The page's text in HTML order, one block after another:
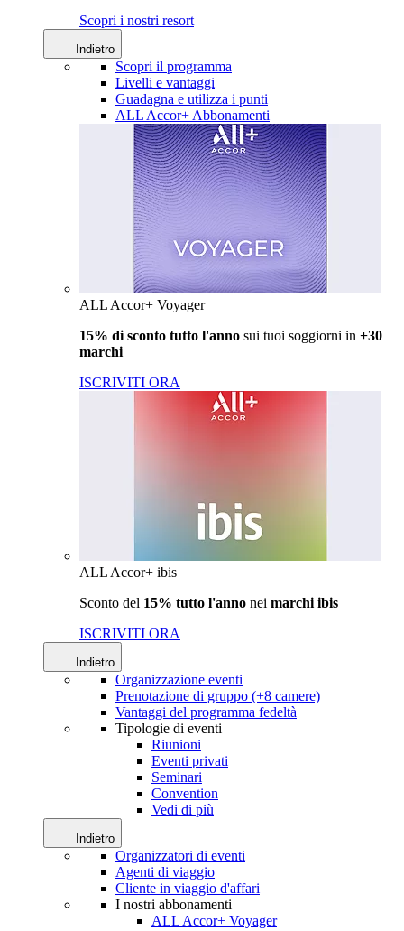
Scopri i nostri resort
Indietro
Scopri il programma
Livelli e vantaggi
Guadagna e utilizza i punti
ALL Accor+ Abbonamenti
ALL Accor+ Voyager
15% di sconto tutto l'anno sui tuoi soggiorni in +30
marchi
ISCRIVITI ORA
ALL Accor+ ibis
Sconto del 15% tutto l'anno nei marchi ibis
ISCRIVITI ORA
Indietro
Organizzazione eventi
Prenotazione di gruppo (+8 camere)
Vantaggi del programma fedeltà
Tipologie di eventi
Riunioni
Eventi privati
Seminari
Convention
Vedi di più
Indietro
Organizzatori di eventi
Agenti di viaggio
Cliente in viaggio d'affari
I nostri abbonamenti
ALL Accor+ Voyager